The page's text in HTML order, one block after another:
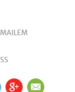
GP EM